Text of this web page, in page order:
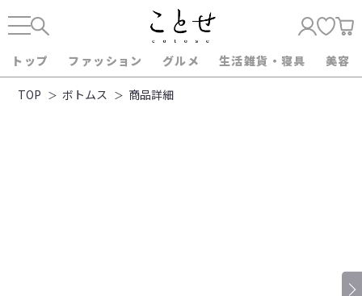
トップ ファッション グルメ 生活雑貨・寝具 美容
TOP ボトムス 商品詳細